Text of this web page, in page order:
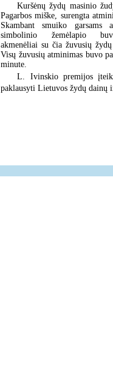
Kuršėnų žydų masinio
Pagarbos miške, surengta
Skambant smuiko garsams
simbolinio žemėlapio
akmenėliai su čia žuvusių
Visų žuvusių atminimas buvo
minute.
L. Ivinskio premijos
paklausyti Lietuvos žydų dainų